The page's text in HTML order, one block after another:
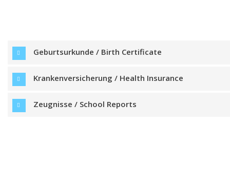
Geburtsurkunde / Birth Certificate
Krankenversicherung / Health Insurance
Zeugnisse / School Reports